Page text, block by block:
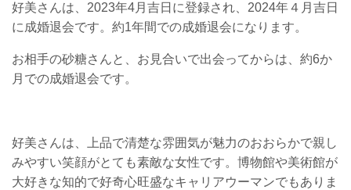
好美さんは、2023年4月吉日に登録され、2024年４月吉日
に成婚退会です。約1年間での成婚退会になります。
お相手の砂糖さんと、お見合いで出会ってからは、約6か
月での成婚退会です。
好美さんは、上品で清楚な雰囲気が魅力のおおらかで親し
みやすい笑顔がとても素敵な女性です。博物館や美術館が
大好きな知的で好奇心旺盛なキャリアウーマンでもありま